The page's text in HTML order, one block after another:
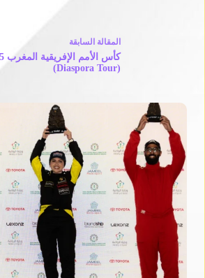
المقالة السابقة
(Diaspora Tour)